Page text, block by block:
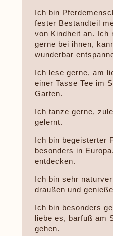
Ich bin
fester Bestandteil
von Kindheit an. Ich
gerne bei ihnen,
wunderbar
Ich lese gerne, am
einer Tasse Tee im
Garten.
Ich tanze gerne,
gelernt.
Ich bin begeisterter
besonders in
entdecken.
Ich bin sehr
draußen und
Ich bin besonders
liebe es, barfuß am
gehen.